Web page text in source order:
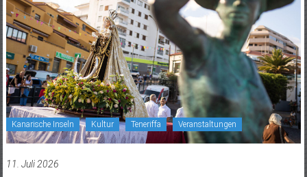
Kanarische Inseln Kultur Teneriffa Veranstaltungen
11. Juli 2026